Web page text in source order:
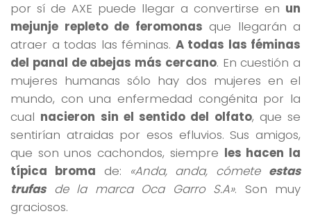
por sí de AXE puede llegar a convertirse en un
mejunje repleto de feromonas que llegarán a
atraer a todas las féminas. A todas las féminas
del panal de abejas más cercano. En cuestión a
mujeres humanas sólo hay dos mujeres en el
mundo, con una enfermedad congénita por la
cual nacieron sin el sentido del olfato, que se
sentirían atraidas por esos efluvios. Sus amigos,
que son unos cachondos, siempre les hacen la
típica broma de: «Anda, anda, cómete estas
trufasde la marca Oca Garro S.A». Son muy
graciosos.